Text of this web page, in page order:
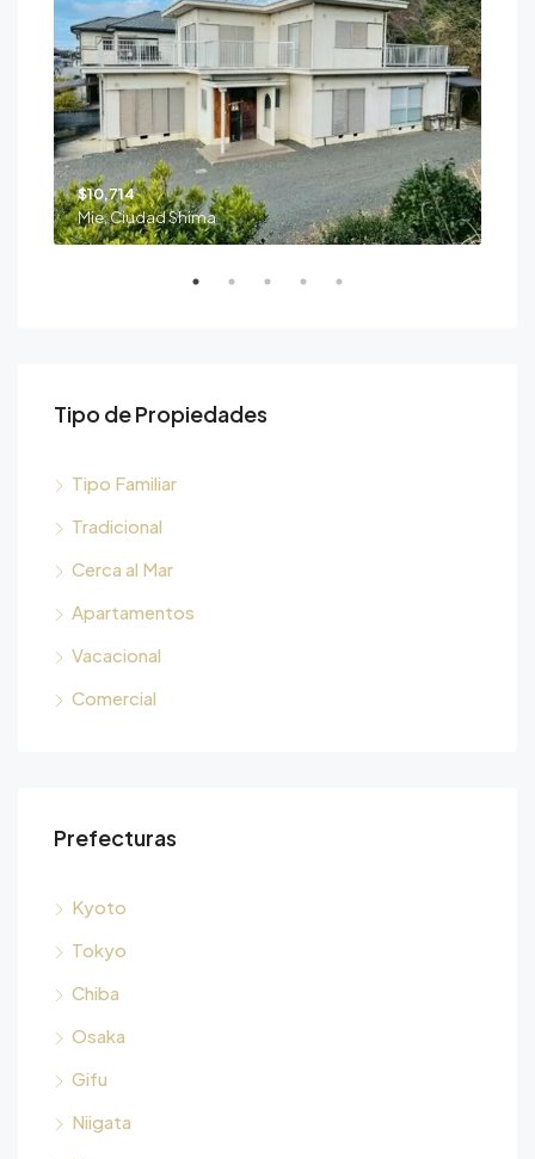
$10,714
Mie, Ciudad Shima
Tipo de Propiedades
Tipo Familiar
Tradicional
Cerca al Mar
Apartamentos
Vacacional
Comercial
Prefecturas
Kyoto
Tokyo
Chiba
Osaka
Gifu
Niigata